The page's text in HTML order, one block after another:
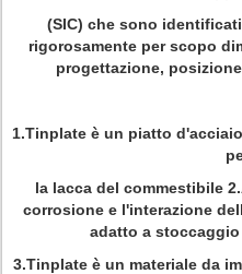
(SIC) che sono
rigorosamente per scopo
progettazione,
1.Tinplate è un piatto
la lacca del commestibile
corrosione e l'interazione
adatto a
3.Tinplate è un materiale da